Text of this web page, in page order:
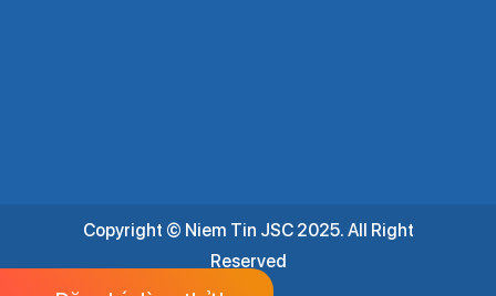
Copyright © Niem Tin JSC 2025. All Right
Reserved